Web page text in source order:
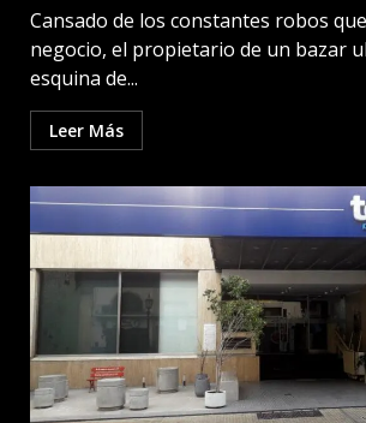
Cansado de los constantes robos
negocio, el propietario de un bazar
esquina de...
Leer Más